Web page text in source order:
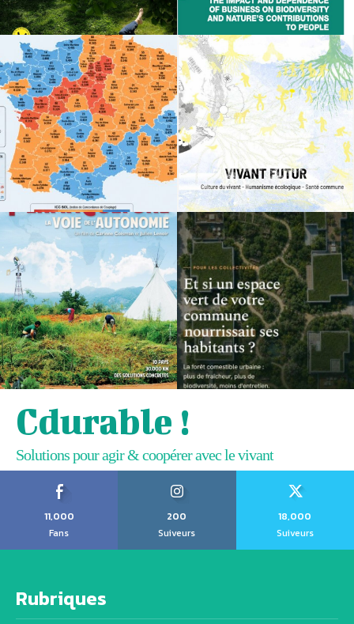
Cdurable !
Solutions pour agir & coopérer avec le vivant
11,000
Fans
200
Suiveurs
18,000
Suiveurs
Rubriques